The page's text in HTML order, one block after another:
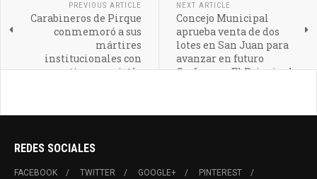
PREVIOUS ARTICLE
Carabineros de Pirque
conmemoró a sus
mártires
institucionales con
emotiva eucaristía
NEXT ARTICLE
Concejo Municipal
aprueba venta de dos
lotes en San Juan para
avanzar en futuro
Cesfam en El Principal
REDES SOCIALES
FACEBOOK TWITTER GOOGLE+
PINTEREST